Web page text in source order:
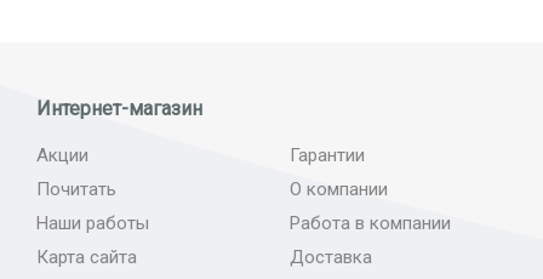
Интернет-магазин
Акции
Почитать
Наши работы
Карта сайта
Гарантии
О компании
Работа в компании
Доставка